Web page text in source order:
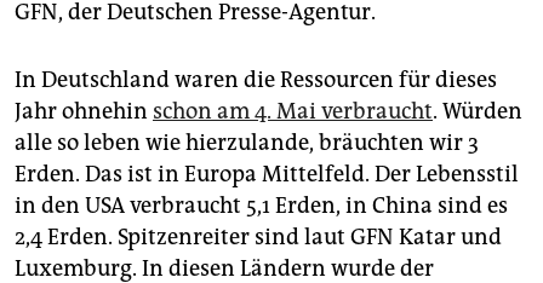
GFN, der Deutschen Presse-Agentur.
In Deutschland waren die Ressourcen für dieses
Jahr ohnehin schon am 4. Mai verbraucht. Würden
alle so leben wie hierzulande, bräuchten wir 3
Erden. Das ist in Europa Mittelfeld. Der Lebensstil
in den USA verbraucht 5,1 Erden, in China sind es
2,4 Erden. Spitzenreiter sind laut GFN Katar und
Luxemburg. In diesen Ländern wurde der